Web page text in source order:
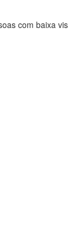
com baixa